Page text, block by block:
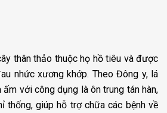
thân thảo thuộc họ hồ tiêu và được
nhức xương khớp. Theo Đông y, lá
ấm với công dụng là ôn trung tán hàn,
thống, giúp hỗ trợ chữa các bệnh về